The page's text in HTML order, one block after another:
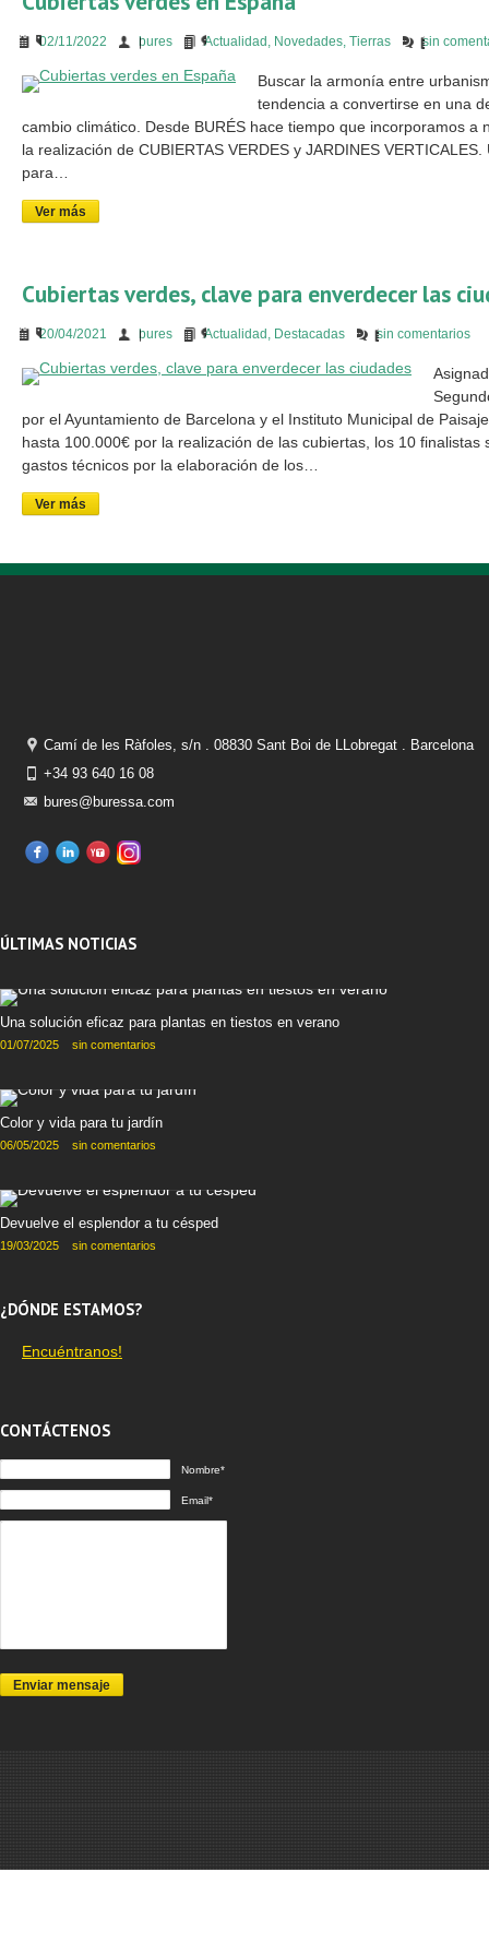
02/11/2022 bures Actualidad , Novedades, Tierras sin
Buscar la armonía entre
tendencia a convertirse en una
cambio climático. Desde BURÉS hace tiempo que incorporamos
la realización de CUBIERTAS VERDES y JARDINES
para…
Ver más
Cubiertas verdes, clave para enverdecer las
20/04/2021 bures Actualidad , Destacadas sin comentarios
por el Ayuntamiento de Barcelona y el Instituto Municipal de
hasta 100.000€ por la realización de las cubiertas, los 10
gastos técnicos por la elaboración de los…
Ver más
Camí de les Ràfoles, s/n . 08830 Sant Boi de LLobregat . Barcelona
+34 93 640 16 08
bures@buressa.com
ÚLTIMAS NOTICIAS
Una solución eficaz para plantas en tiestos en verano
01/07/2025 sin comentarios
Color y vida para tu jardín
06/05/2025 sin comentarios
Devuelve el esplendor a tu césped
19/03/2025 sin comentarios
¿DÓNDE ESTAMOS?
Encuéntranos!
CONTÁCTENOS
Nombre*
Email*
Enviar mensaje